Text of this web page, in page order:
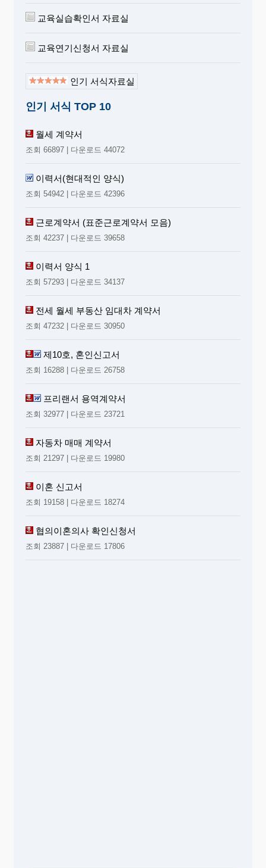
교육실습확인서 자료실
교육연기신청서 자료실
인기 서식자료실
인기 서식 TOP 10
월세 계약서
조회 66897 | 다운로드 44072
이력서(현대적인 양식)
조회 54942 | 다운로드 42396
근로계약서 (표준근로계약서 모음)
조회 42237 | 다운로드 39658
이력서 양식 1
조회 57293 | 다운로드 34137
전세 월세 부동산 임대차 계약서
조회 47232 | 다운로드 30950
제10호, 혼인신고서
조회 16288 | 다운로드 26758
프리랜서 용역계약서
조회 32977 | 다운로드 23721
자동차 매매 계약서
조회 21297 | 다운로드 19980
이혼 신고서
조회 19158 | 다운로드 18274
협의이혼의사 확인신청서
조회 23887 | 다운로드 17806